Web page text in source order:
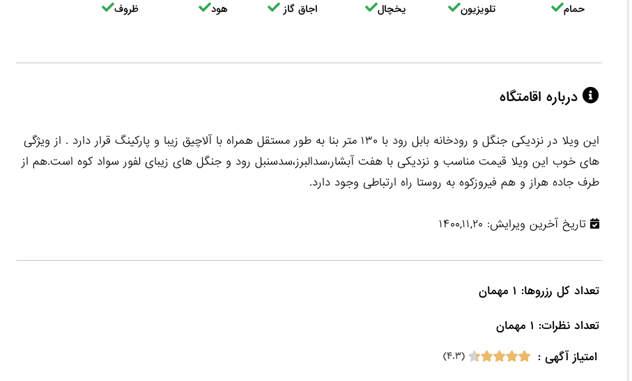
حمام تلویزیون یخچال اجاق گاز هود ظروف
درباره اقامتگاه
این ویلا در نزدیکی جنگل و رودخانه بابل رود با ۱۳۰ متر بنا به طور مستقل همراه با آلاچیق زیبا و پارکینگ قرار دارد . از ویژگی
های خوب این ویلا قیمت مناسب و نزدیکی با هفت آبشار،سدالبرز،سدسنبل رود و جنگل های زیبای لفور سواد کوه است.هم از
طرف جاده هراز و هم فیروزکوه به روستا راه ارتباطی وجود دارد.
تاریخ آخرین ویرایش: ۱۴۰۰,۱۱,۲۰
تعداد نظرات: ۱ مهمان
امتیاز آگهی :
(۴.۳)